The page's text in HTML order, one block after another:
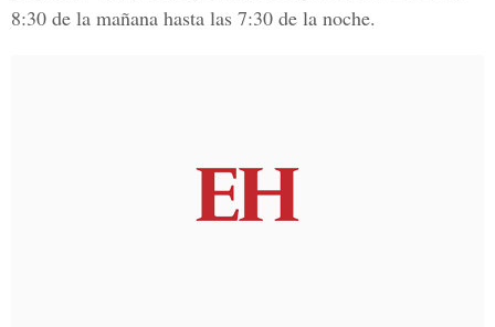
8:30 de la mañana hasta las 7:30 de la noche.